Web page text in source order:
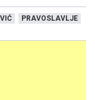
PRAVOSLAVLJE